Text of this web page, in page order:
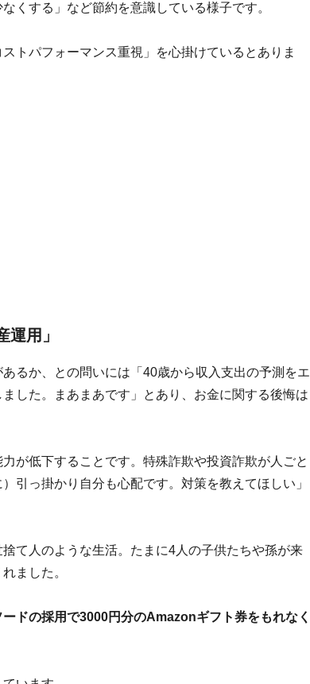
くする」など節約を意識している様子です。
トパフォーマンス重視」を心掛けているとありま
運用」
るか、との問いには「40歳から収入支出の予測をエ
した。まあまあです」とあり、お金に関する後悔は
が低下することです。特殊詐欺や投資詐欺が人ごと
引っ掛かり自分も心配です。対策を教えてほしい」
て人のような生活。たまに4人の子供たちや孫が来
ました。
ドの採用で3000円分のAmazonギフト券をもれなく